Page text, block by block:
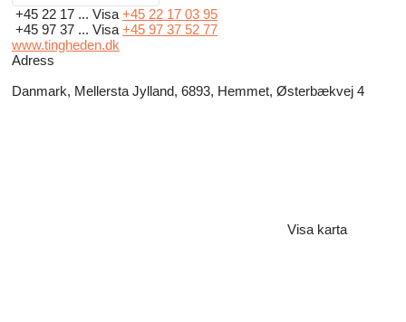
+45 22 17 ... Visa +45 22 17 03 95
+45 97 37 ... Visa +45 97 37 52 77
www.tingheden.dk
Adress
Danmark, Mellersta Jylland, 6893, Hemmet, Østerbækvej 4
Visa karta